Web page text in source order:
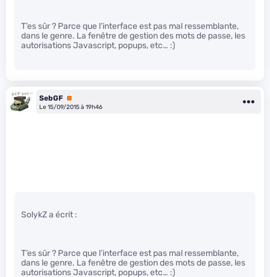
T’es sûr ? Parce que l’interface est pas mal ressemblante,
dans le genre. La fenêtre de gestion des mots de passe, les
autorisations Javascript, popups, etc… :)
SebGF Premium
Le 15/09/2015 à 19h46
SolykZ a écrit :
T’es sûr ? Parce que l’interface est pas mal ressemblante,
dans le genre. La fenêtre de gestion des mots de passe, les
autorisations Javascript, popups, etc… :)